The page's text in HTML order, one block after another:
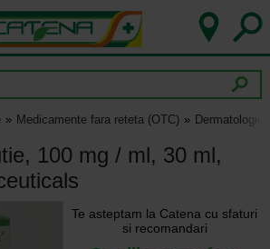
Medicamente fara reteta (OTC) Dermatologie
100 mg / ml, 30 ml,
Te asteptam la Catena cu sfaturi
si recomandari